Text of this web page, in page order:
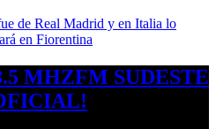
de Real Madrid y en Italia lo
en Fiorentina
FM SUDESTE